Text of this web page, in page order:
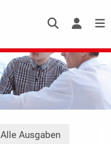
Alle Ausgaben